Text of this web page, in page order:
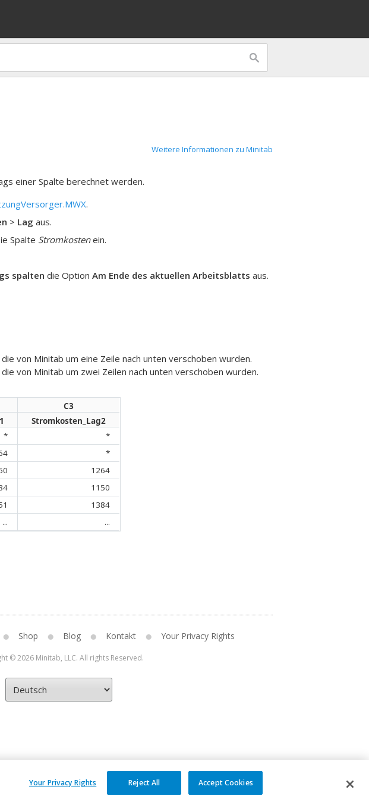
Weitere Informationen zu Minitab
einer Spalte berechnet werden.
.
> Lag aus.
Spalte Stromkostenein.
spalten die Option Am Ende des aktuellen Arbeitsblatts aus.
von Minitab um eine Zeile nach unten verschoben wurden.
von Minitab um zwei Zeilen nach unten verschoben wurden.
C3
Stromkosten_Lag2
*
*
*
1264
1150
1384
... ...
Shop Blog Kontakt Your Privacy Rights
© 2026 Minitab, LLC. All rights Reserved.
Your Privacy Rights Reject All Accept Cookies